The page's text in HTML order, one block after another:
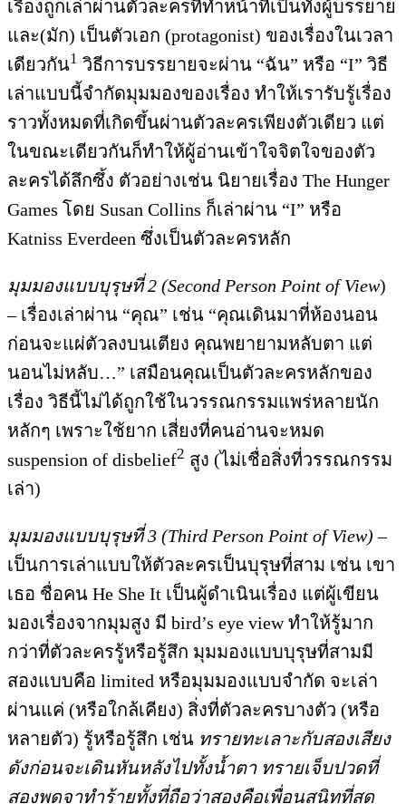
เรื่องถูกเล่าผ่านตัวละครที่ทำหน้าที่เป็นทั้งผู้บรรยาย
และ(มัก) เป็นตัวเอก (protagonist) ของเรื่องในเวลา
เดียวกัน1 วิธีการบรรยายจะผ่าน “ฉัน” หรือ “I” วิธี
เล่าแบบนี้จำกัดมุมมองของเรื่อง ทำให้เรารับรู้เรื่อง
ราวทั้งหมดที่เกิดขึ้นผ่านตัวละครเพียงตัวเดียว แต่
ในขณะเดียวกันก็ทำให้ผู้อ่านเข้าใจจิตใจของตัว
ละครได้ลึกซึ้ง ตัวอย่างเช่น นิยายเรื่อง The Hunger
Games โดย Susan Collins ก็เล่าผ่าน “I” หรือ
Katniss Everdeen ซึ่งเป็นตัวละครหลัก
มุมมองแบบบุรุษที่2 (Second Person Point of View)
– เรื่องเล่าผ่าน “คุณ” เช่น “คุณเดินมาที่ห้องนอน
ก่อนจะแผ่ตัวลงบนเตียง คุณพยายามหลับตา แต่
นอนไม่หลับ…” เสมือนคุณเป็นตัวละครหลักของ
เรื่อง วิธีนี้ไม่ได้ถูกใช้ในวรรณกรรมแพร่หลายนัก
หลักๆ เพราะใช้ยาก เสี่ยงที่คนอ่านจะหมด
suspension of disbelief2 สูง (ไม่เชื่อสิ่งที่วรรณกรรม
เล่า)
มุมมองแบบบุรุษที่ 3 (Third Person Point of View) –
เป็นการเล่าแบบให้ตัวละครเป็นบุรุษที่สาม เช่น เขา
เธอ ชื่อคน He She It เป็นผู้ดำเนินเรื่อง แต่ผู้เขียน
มองเรื่องจากมุมสูง มี bird’s eye view ทำให้รู้มาก
กว่าที่ตัวละครรู้หรือรู้สึก มุมมองแบบบุรุษที่สามมี
สองแบบคือ limited หรือมุมมองแบบจำกัด จะเล่า
ผ่านแค่ (หรือใกล้เคียง) สิ่งที่ตัวละครบางตัว (หรือ
หลายตัว) รู้หรือรู้สึก เช่น ทรายทะเลาะกับสองเสียง
ดังก่อนจะเดินหันหลังไปทั้งน้ำตา ทรายเจ็บปวดที่
สองพูดจาทำร้ายทั้งที่ถือว่าสองคือเพื่อนสนิทที่สุด